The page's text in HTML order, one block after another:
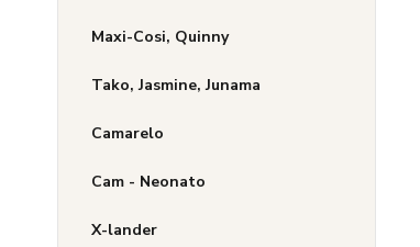
Maxi-Cosi, Quinny
Tako, Jasmine, Junama
Camarelo
Cam - Neonato
X-lander